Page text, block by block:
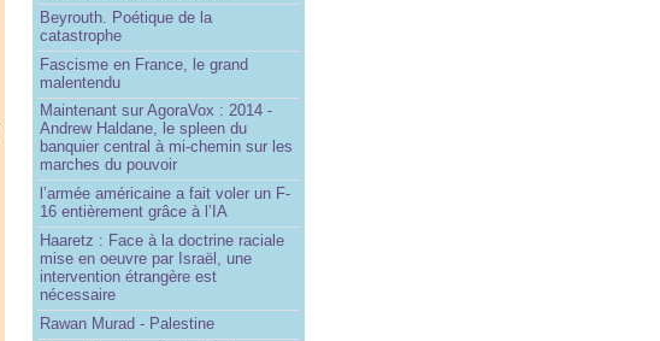
Beyrouth. Poétique de la
catastrophe
Fascisme en France, le grand
malentendu
Maintenant sur AgoraVox : 2014 -
Andrew Haldane, le spleen du
banquier central à mi-chemin sur les
marches du pouvoir
l’armée américaine a fait voler un F-
16 entièrement grâce à l’IA
Haaretz : Face à la doctrine raciale
mise en oeuvre par Israël, une
intervention étrangère est
nécessaire
Rawan Murad - Palestine